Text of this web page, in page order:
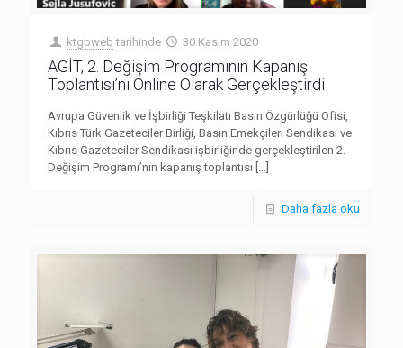
ktgbweb tarihinde 30 Kasım 2020
AGİT, 2. Değişim Programının Kapanış
Toplantısı’nı Online Olarak Gerçekleştirdi
Avrupa Güvenlik ve İşbirliği Teşkilatı Basın Özgürlüğü Ofisi,
Kıbrıs Türk Gazeteciler Birliği, Basın Emekçileri Sendikası ve
Kıbrıs Gazeteciler Sendikası işbirliğinde gerçekleştirilen 2.
Değişim Programı’nın kapanış toplantısı
Daha fazla oku